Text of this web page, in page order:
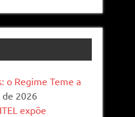
o Regime Teme a
2026
expõe